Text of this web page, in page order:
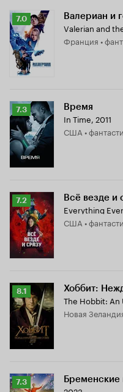
Рейтинг
Кинопоиска
7.0
7.0 Валериан и
Франция •
Рейтинг
Кинопоиска
7.3
7.3 Время
In Time, 2011
США •
Рейтинг
Кинопоиска
7.2
7.2 Всё везде и
Everything
США •
Рейтинг
Кинопоиска
8.1
8.1 Хоббит:
The Hobbit:
Новая
Рейтинг
7.3 Бременские